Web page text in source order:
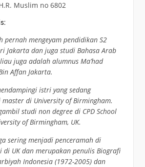
Muslim no 6802
pernah mengeyam pendidikan S2
Jakarta dan juga studi Bahasa Arab
juga adalah alumnus Ma’had
Affan Jakarta.
istri yang sedang
di University of Birmingham.
studi non degree di CPD School
of Birmingham, UK.
sering menjadi penceramah di
UK dan merupakan penulis Biografi
Indonesia (1972-2005) dan